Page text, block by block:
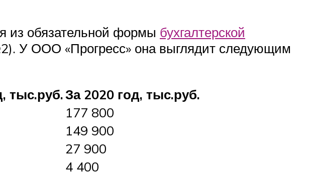
из обязательной формы бухгалтерской
У ООО «Прогресс» она выглядит следующим
тыс.руб.За 2020 год, тыс.руб.
177 800
149 900
27 900
4 400